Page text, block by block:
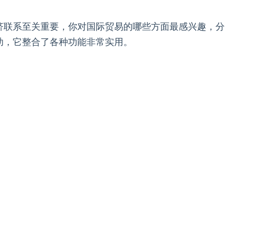
系至关重要，你对国际贸易的哪些方面最感兴趣，分
它整合了各种功能非常实用。